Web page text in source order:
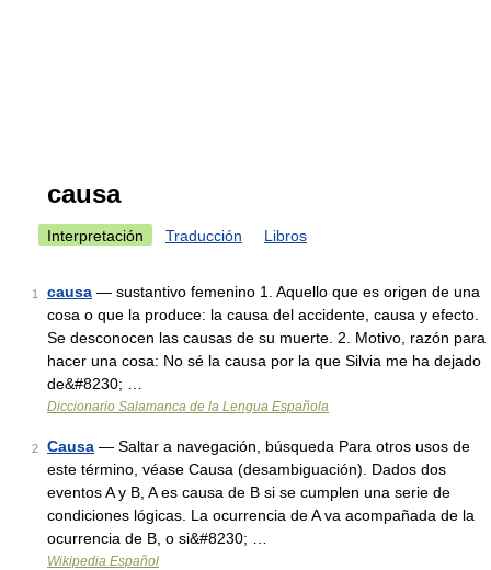
causa
Interpretación Traducción Libros
1 causa — sustantivo femenino 1. Aquello que es origen de una
cosa o que la produce: la causa del accidente, causa y efecto.
Se desconocen las causas de su muerte. 2. Motivo, razón para
hacer una cosa: No sé la causa por la que Silvia me ha dejado
de&#8230; …
Diccionario Salamanca de la Lengua Española
2 Causa — Saltar a navegación, búsqueda Para otros usos de
este término, véase Causa (desambiguación). Dados dos
eventos A y B, A es causa de B si se cumplen una serie de
condiciones lógicas. La ocurrencia de A va acompañada de la
ocurrencia de B, o si&#8230; …
Wikipedia Español